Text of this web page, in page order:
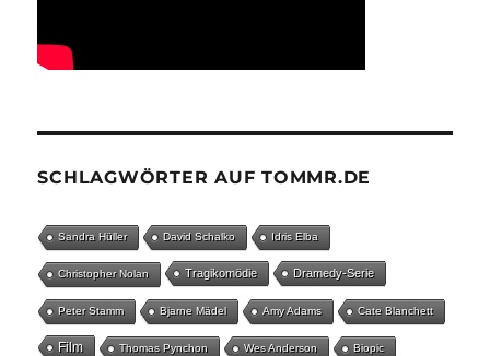
SCHLAGWÖRTER AUF TOMMR.DE
Sandra Hüller David Schalko Idris Elba
Christopher Nolan Tragikomödie Dramedy-Serie
Peter Stamm Bjarne Mädel Amy Adams Cate Blanchett
Film Thomas Pynchon Wes Anderson Biopic